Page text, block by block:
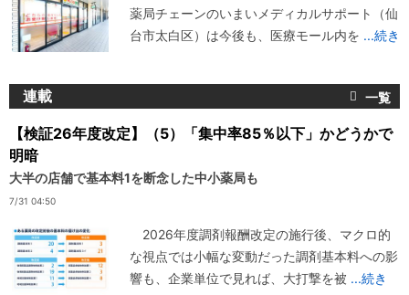
薬局チェーンのいまいメディカルサポート（仙
台市太白区）は今後も、医療モール内を ...続き
連載
【検証26年度改定】（5）「集中率85％以下」かどうかで
明暗
大半の店舗で基本料1を断念した中小薬局も
7/31 04:50
2026年度調剤報酬改定の施行後、マクロ的
な視点では小幅な変動だった調剤基本料への影
響も、企業単位で見れば、大打撃を被 ...続き